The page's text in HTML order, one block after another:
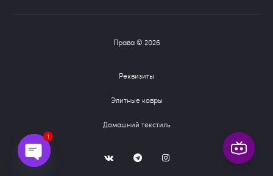
Права © 2026
Реквизиты
Элитные ковры
Домашний текстиль
V
T
I
1